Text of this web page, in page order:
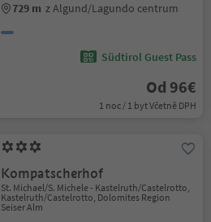
729 m z Algund/Lagundo centrum
Südtirol Guest Pass
Od 96€
1 noc / 1 byt Včetně DPH
Kompatscherhof
St. Michael/S. Michele - Kastelruth/Castelrotto,
Kastelruth/Castelrotto, Dolomites Region
Seiser Alm